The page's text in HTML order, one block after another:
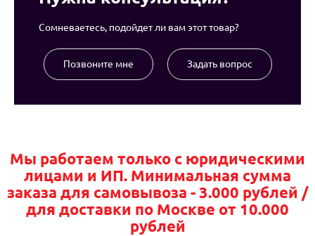
Сомневаетесь, подойдет ли вам этот товар?
Позвоните мне Задать вопрос
Мы работаем только с юридическими
лицами и ИП. Минимальная сумма
заказа для самовывоза - 3.000 рублей /
для доставки по Москве от 10.000
рублей